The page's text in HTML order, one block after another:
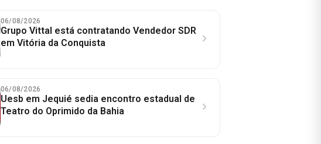
06/08/2026
Grupo Vittal está contratando Vendedor SDR
em Vitória da Conquista
06/08/2026
Uesb em Jequié sedia encontro estadual de
Teatro do Oprimido da Bahia